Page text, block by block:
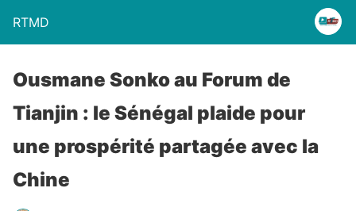
RTMD
Ousmane Sonko au Forum de
Tianjin : le Sénégal plaide pour
une prospérité partagée avec la
Chine